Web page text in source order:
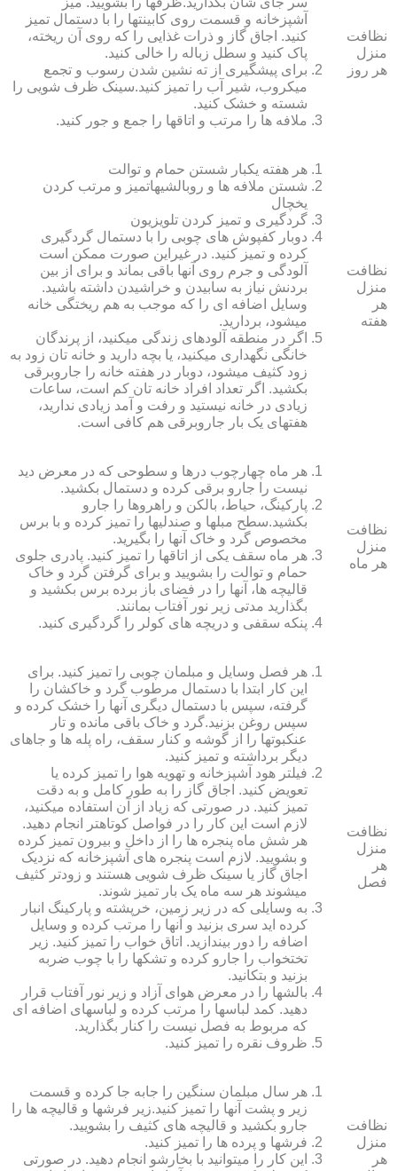
نظافت
منزل
هر روز
آشپزخانه و قسمت روی کابینت‏ها را با دستمال تمیز
کنید. اجاق گاز و ذرات غذایی را که روی آن ریخته،
پاک کنید و سطل زباله را خالی کنید.
برای پیشگیری از ته نشین شدن رسوب و تجمع
میکروب، شیر آب را تمیز کنید.سینک ظرف شویی را
شسته و خشک کنید.
ملافه‏ ها را مرتب و اتاق‏ها را جمع و جور کنید.
نظافت
منزل
هر
هفته
هر هفته یکبار شستن حمام و توالت
شستن ملافه‏ ها و روبالشی‎هاتمیز و مرتب کردن
یخچال
گردگیری و تمیز کردن تلویزیون
دوبار کفپوش‏ های چوبی را با دستمال گردگیری
کرده و تمیز کنید. در غیراین صورت ممکن است
آلودگی و جرم روی آنها باقی بماند و برای از بین
بردنش نیاز به سابیدن و خراشیدن داشته باشید.
وسایل اضافه ای را که موجب به هم ریختگی خانه
می‏شود، بردارید.
اگر در منطقه آلوده‏ای زندگی می‏کنید، از پرندگان
خانگی نگهداری می‏کنید، یا بچه دارید و خانه‏ تان زود به
زود کثیف می‏شود، دوبار در هفته خانه را جاروبرقی
بکشید. اگر تعداد افراد خانه ‏تان کم است، ساعات
زیادی در خانه نیستید و رفت و آمد زیادی ندارید،
هفته‏ای یک بار جاروبرقی هم کافی است.
نظافت
منزل
هر ماه
هر ماه چهارچوب درها و سطوحی که در معرض دید
نیست را جارو برقی کرده و دستمال بکشید.
پارکینگ، حیاط، بالکن و راهروها را جارو
بکشید.سطح مبل‏ها و صندلی‏ها را تمیز کرده و با برس
مخصوص گرد و خاک آنها را بگیرید.
هر ماه سقف یکی از اتاق‏ها را تمیز کنید. پادری جلوی
حمام و توالت را بشویید و برای گرفتن گرد و خاک
قالیچه‏ ها، آنها را در فضای باز برده برس بکشید و
بگذارید مدتی زیر نور آفتاب بمانند.
پنکه سقفی و دریچه‏ های کولر را گردگیری کنید.
نظافت
منزل
هر
فصل
هر فصل وسایل و مبلمان چوبی را تمیز کنید. برای
این کار ابتدا با دستمال مرطوب گرد و خاک‏شان را
گرفته، سپس با دستمال دیگری آنها را خشک کرده و
سپس روغن بزنید.گرد و خاک باقی مانده و تار
عنکبوت‏ها را از گوشه و کنار سقف، راه پله‏ ها و جاهای
دیگر برداشته و تمیز کنید.
فیلتر هود آشپزخانه و تهویه هوا را تمیز کرده یا
تعویض کنید. اجاق گاز را به طور کامل و به دقت
تمیز کنید. در صورتی که زیاد از آن استفاده می‏کنید،
لازم است این کار را در فواصل کوتاه‏تر انجام دهید.
هر شش ماه پنجره‏ ها را از داخل و بیرون تمیز کرده
و بشویید. لازم است پنجره‏ های آشپزخانه که نزدیک
اجاق گاز یا سینک ظرف شویی هستند و زودتر کثیف
می‏شوند هر سه ماه یک بار تمیز شوند.
به وسایلی که در زیر زمین، خرپشته و پارکینگ انبار
کرده‏ اید سری بزنید و آنها را مرتب کرده و وسایل
اضافه را دور بیندازید. اتاق خواب را تمیز کنید. زیر
تختخواب را جارو کرده و تشک‏ها را با چوب ضربه
بزنید و بتکانید.
بالش‏ها را در معرض هوای آزاد و زیر نور آفتاب قرار
دهید. کمد لباس‏ها را مرتب کرده و لباس‏های اضافه ای
که مربوط به فصل نیست را کنار بگذارید.
ظروف نقره را تمیز کنید.
نظافت
منزل
هر
هر سال مبلمان سنگین را جابه جا کرده و قسمت
زیر و پشت آنها را تمیز کنید.زیر فرش‏ها و قالیچه‏ ها را
جارو بکشید و قالیچه‏ های کثیف را بشویید.
فرش‏ها و پرده ‏ها را تمیز کنید.
این کار را می‏توانید با بخارشو انجام دهید. در صورتی